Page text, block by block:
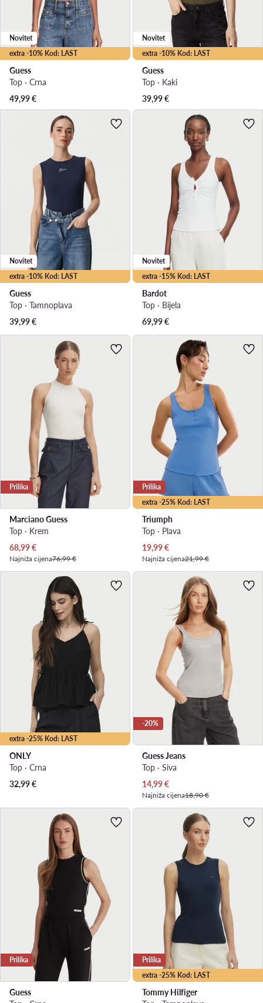
extra -10% Kod: LAST
Novitet
Guess
Top · Crna
49,99€
extra -10% Kod: LAST
Novitet
Guess
Top · Kaki
39,99€
extra -10% Kod: LAST
Novitet
Guess
Top · Tamnoplava
39,99€
extra -15% Kod: LAST
Novitet
Bardot
Top · Bijela
69,99€
Prilika
Marciano Guess
Top · Krem
Trenutna cijena
68,99€
Najniža cijena76,99 €
extra -25% Kod: LAST
Prilika
Triumph
Top · Plava
Trenutna cijena
19,99€
Najniža cijena21,99 €
extra -25% Kod: LAST
ONLY
Top · Crna
32,99€
-20%
Guess Jeans
Top · Siva
Trenutna cijena
14,99€
Najniža cijena18,90 €
Prilika
Guess
extra -25% Kod: LAST
Prilika
Tommy Hilfiger